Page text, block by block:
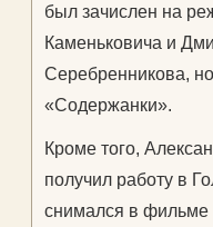
был зачислен на
Каменьковича и
Серебренникова,
«Содержанки».
Кроме того,
получил работу в
снимался в фильме